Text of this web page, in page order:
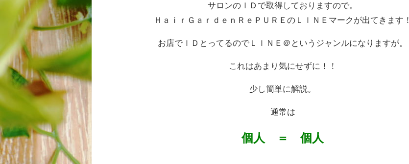
サロンのＩＤで取得しておりますので。
ＨａｉｒＧａｒｄｅｎＲｅＰＵＲＥのＬＩＮＥマークが出てきます！
お店でＩＤとってるのでＬＩＮＥ＠というジャンルになりますが。
これはあまり気にせずに！！
少し簡単に解説。
通常は
個人 ＝ 個人